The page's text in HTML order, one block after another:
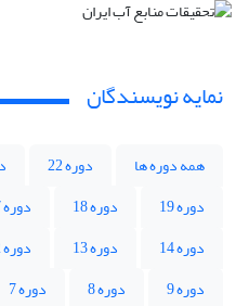
نمایه نویسندگان
همه دوره ها دوره 22
دوره 19
دوره 18 دوره 17
دوره 14
دوره 13 دوره 12
دوره 9
دوره 8 دوره 7